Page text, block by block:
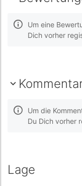
Um eine
Dich vorher
Um die
Du Dich vorher
Lage